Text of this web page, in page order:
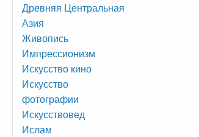
Древняя Центральная
Азия
Живопись
Импрессионизм
Искусство кино
Искусство
фотографии
Искусствовед
Ислам